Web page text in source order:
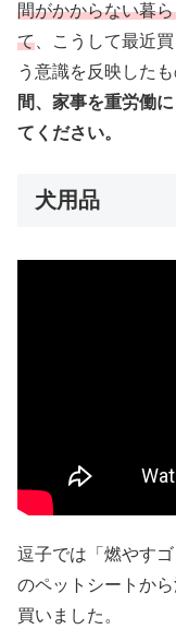
間がかからない暮
て、こうして最近
う意識を反映した
間、家事を重労働
てください。
犬用品
逗子では「燃やす
のペットシートか
買いました。